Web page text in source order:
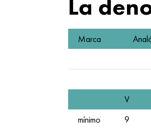
La
Marca
V
mínimo
9